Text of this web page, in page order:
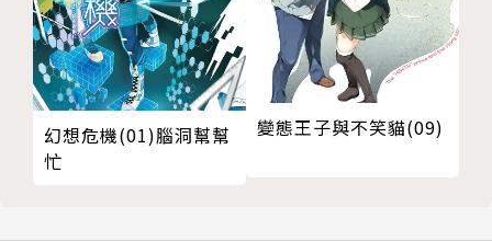
幻想危機(01)腦洞幫幫
忙
變態王子與不笑貓(09)